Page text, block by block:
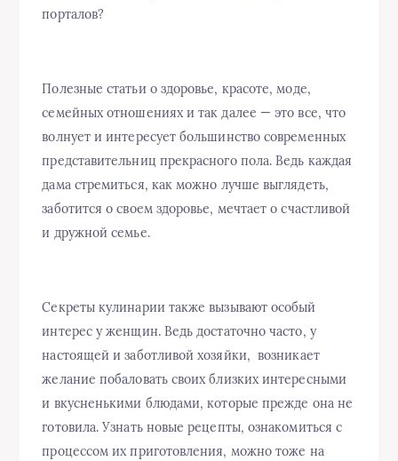
порталов?
Полезные статьи о здоровье, красоте, моде,
семейных отношениях и так далее — это все, что
волнует и интересует большинство современных
представительниц прекрасного пола. Ведь каждая
дама стремиться, как можно лучше выглядеть,
заботится о своем здоровье, мечтает о счастливой
и дружной семье.
Секреты кулинарии также вызывают особый
интерес у женщин. Ведь достаточно часто, у
настоящей и заботливой хозяйки, возникает
желание побаловать своих близких интересными
и вкусненькими блюдами, которые прежде она не
готовила. Узнать новые рецепты, ознакомиться с
процессом их приготовления, можно тоже на